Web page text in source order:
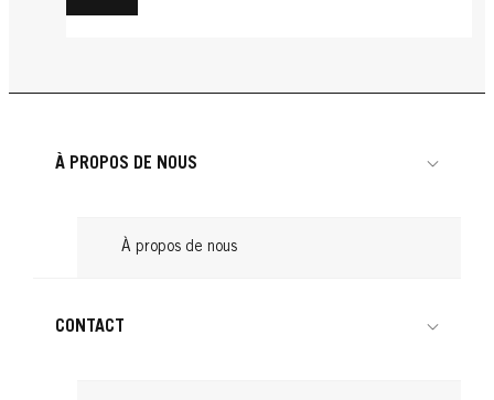
À PROPOS DE NOUS
À propos de nous
CONTACT